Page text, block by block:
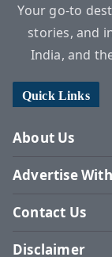
Your go-to
stories, and
India, and
Quick Links
About Us
Advertise
Contact Us
Disclaimer